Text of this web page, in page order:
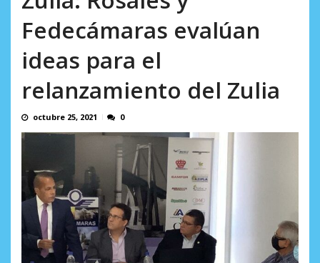
Fedecámaras evalúan
ideas para el
relanzamiento del Zulia
octubre 25, 2021 0